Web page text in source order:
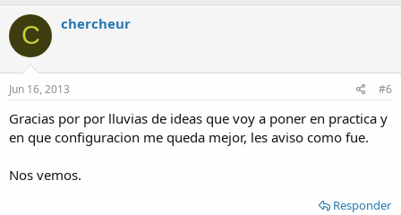
C chercheur
Jun 16, 2013 #6
Gracias por por lluvias de ideas que voy a poner en practica y
en que configuracion me queda mejor, les aviso como fue.
Nos vemos.
Responder